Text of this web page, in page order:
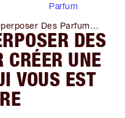
Parfum
Des Parfums
Fragrance Qui Vous
DES
CRÉER UNE
VOUS EST